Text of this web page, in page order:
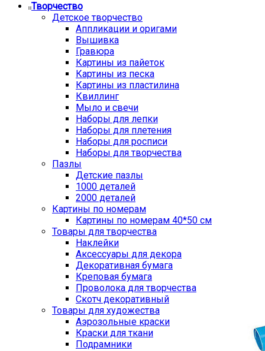
Творчество
Детское творчество
Аппликации и оригами
Вышивка
Гравюра
Картины из пайеток
Картины из песка
Картины из пластилина
Квиллинг
Мыло и свечи
Наборы для лепки
Наборы для плетения
Наборы для росписи
Наборы для творчества
Пазлы
Детские пазлы
1000 деталей
2000 деталей
Картины по номерам
Картины по номерам 40*50 см
Товары для творчества
Наклейки
Аксессуары для декора
Декоративная бумага
Креповая бумага
Проволока для творчества
Скотч декоративный
Товары для художества
Аэрозольные краски
Краски для ткани
Подрамники